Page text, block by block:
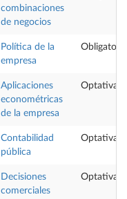
combinaciones
de negocios
Política de la
empresa
Obligatoria
Aplicaciones
econométricas
de la empresa
Optativa
Contabilidad
pública
Optativa
Decisiones
comerciales
Optativa